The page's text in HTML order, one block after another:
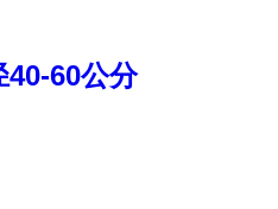
40-60公分